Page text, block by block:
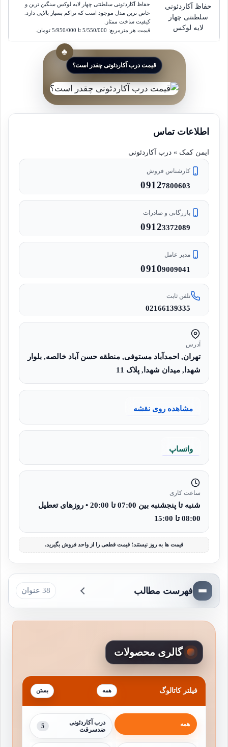
حفاظ آکاردئونی
سلطنتی چهار
لایه لوکس
حفاظ آکاردئونی سلطنتی چهار لایه لوکس سنگین ترین و
خاص ترین مدل موجود است که تراکم بسیار بالایی دارد.
کیفیت ساخت ممتاز.
قیمت هر مترمربع: 5/550/000 تا 5/950/000 تومان
قیمت درب آکاردئونی چقدر است؟
اطلاعات تماس
ایمن کمک » درب آکاردئونی
کارشناس فروش
09127800603
بازرگانی و صادرات
09123372089
مدیر عامل
09109009041
تلفن ثابت
02166139335
آدرس
تهران, احمدآباد مستوفی, منطقه حسن آباد خالصه, بلوار
شهدا, میدان شهدا, پلاک 11
مشاهده روی نقشه
واتساپ
ساعت کاری
شنبه تا پنجشنبه بین 07:00 تا 20:00 • روزهای تعطیل
08:00 تا 15:00
قیمت ها به روز نیستند؛ قیمت قطعی را از واحد فروش بگیرید.
فهرست مطالب 38 عنوان
گالری محصولات
فیلتر کاتالوگ همه
همه
درب آکاردئونی
ضدسرقت
5